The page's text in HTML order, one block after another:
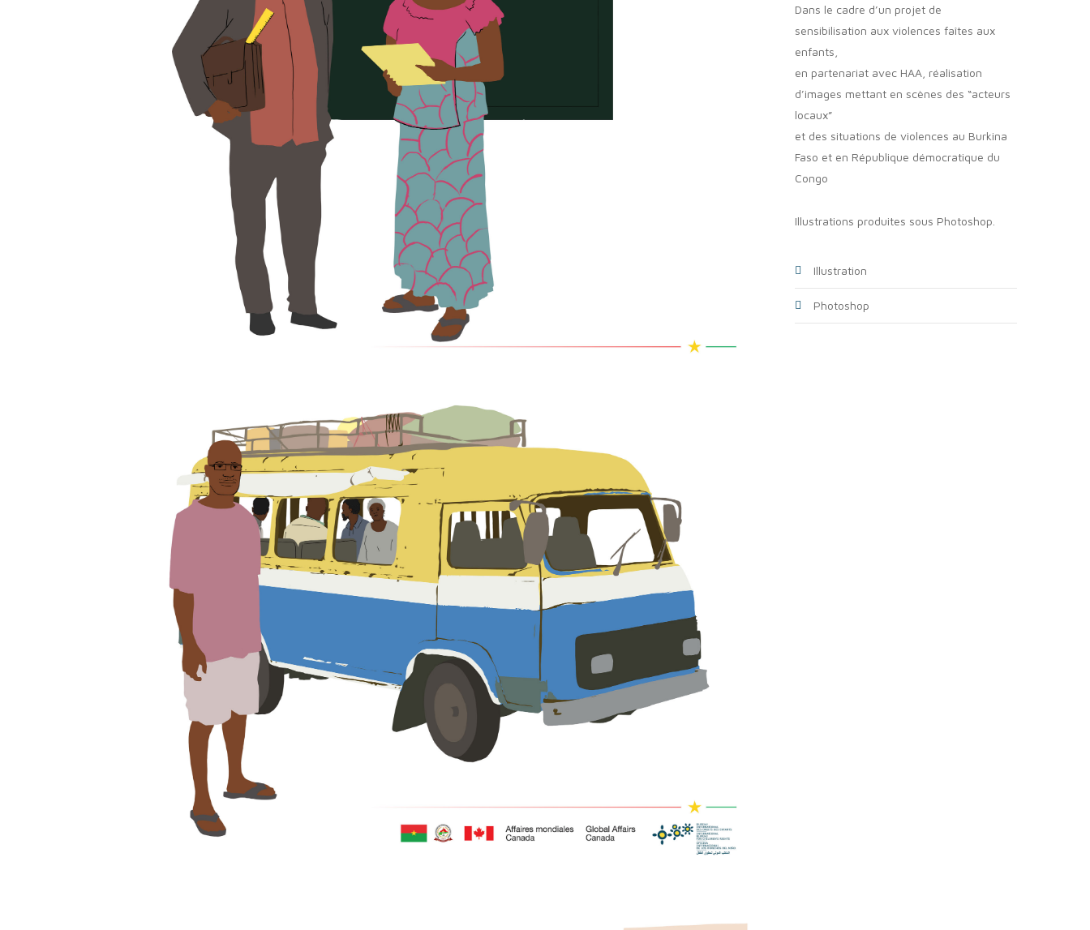
Dans le cadre d’un projet de
sensibilisation aux violences faîtes aux
enfants,
en partenariat avec HAA, réalisation
d’images mettant en scènes des “acteurs
locaux”
et des situations de violences au Burkina
Faso et en République démocratique du
Congo
Illustrations produites sous Photoshop.
Illustration
Photoshop